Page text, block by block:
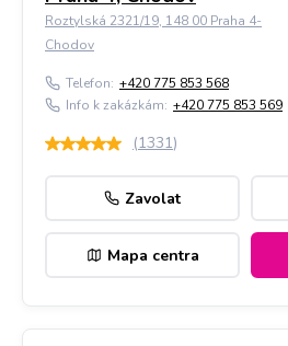
Roztylská 2321/19, 148 00 Praha 4-
Chodov
Telefon: +420 775 853 568
Info k zakázkám: +420 775 853 569
(1331)
Zavolat
Mapa centra